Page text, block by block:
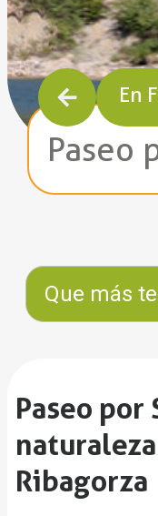
Paseo
En
Que más
Paseo
Ribagorza